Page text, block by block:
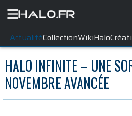
ActualitéCollectionWikiHalo
HALO INFINITE – UNE
NOVEMBRE AVANCÉE